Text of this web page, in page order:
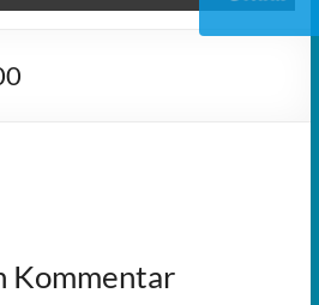
Kommentar